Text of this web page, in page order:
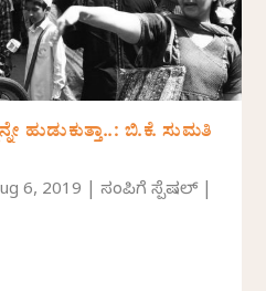
ಹುಡುಕುತ್ತಾ..: ಬಿ.ಕೆ. ಸುಮತಿ
6, 2019 |ಸಂಪಿಗೆ ಸ್ಪೆಷಲ್|